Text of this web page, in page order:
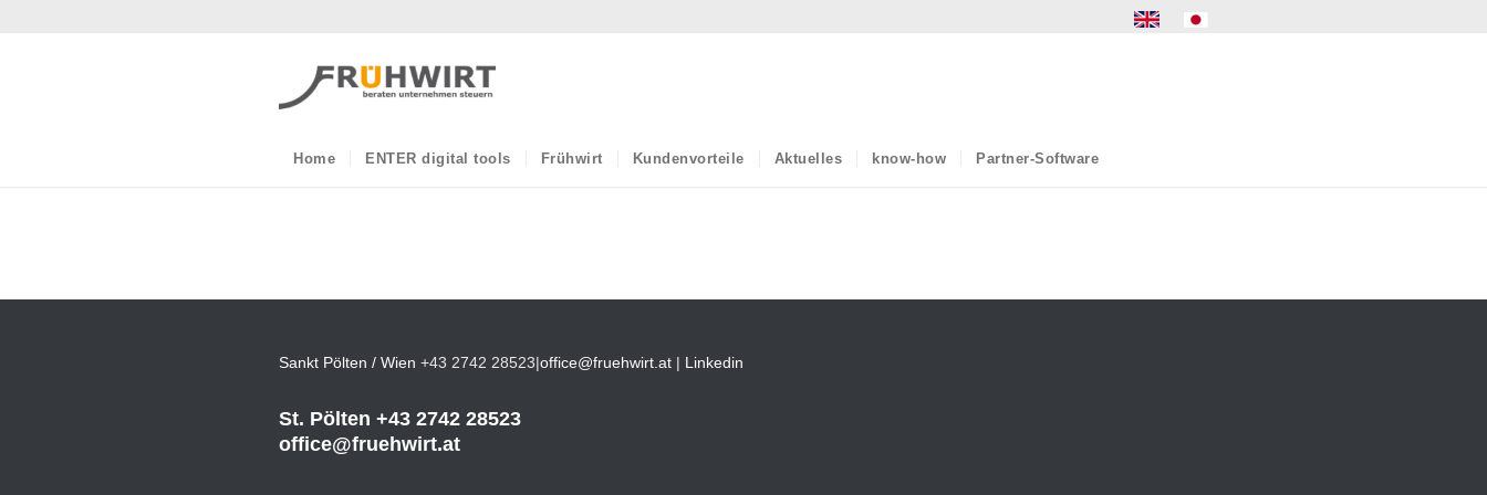
Home ENTER digital tools Frühwirt Kundenvorteile Aktuelles know-how Partner-Software
Sankt Pölten / Wien +43 2742 28523|office@fruehwirt.at | Linkedin
St. Pölten +43 2742 28523
office@fruehwirt.at